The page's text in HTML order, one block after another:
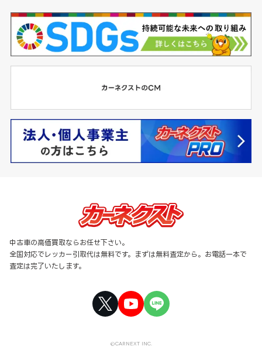
中古車の高価買取ならお任せ下さい。
全国対応でレッカー引取代は無料です。まずは無料査定から。お電話一本で
査定は完了いたします。
©CARNEXT INC.